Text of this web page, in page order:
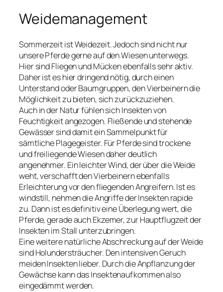
Weidemanagement
Sommerzeit ist Weidezeit. Jedoch sind nicht nur
unsere Pferde gerne auf den Wiesen unterwegs.
Hier sind Fliegen und Mücken ebenfalls sehr aktiv.
Daher ist es hier dringend nötig, durch einen
Unterstand oder Baumgruppen, den Vierbeinern die
Möglichkeit zu bieten, sich zurückzuziehen.
Auch in der Natur fühlen sich Insekten von
Feuchtigkeit angezogen. Fließende und stehende
Gewässer sind damit ein Sammelpunkt für
sämtliche Plagegeister. Für Pferde sind trockene
und freiliegende Wiesen daher deutlich
angenehmer. Ein leichter Wind, der über die Weide
weht, verschafft den Vierbeinern ebenfalls
Erleichterung vor den fliegenden Angreifern. Ist es
windstill, nehmen die Angriffe der Insekten rapide
zu. Dann ist es definitiv eine Überlegung wert, die
Pferde, gerade auch Ekzemer, zur Hauptflugzeit der
Insekten im Stall unterzubringen.
Eine weitere natürliche Abschreckung auf der Weide
sind Holundersträucher. Den intensiven Geruch
meiden Insekten lieber. Durch die Anpflanzung der
Gewächse kann das Insektenaufkommen also
eingedämmt werden.